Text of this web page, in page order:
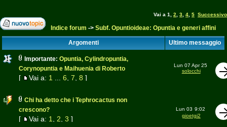
Vai a 1 2 3 4 5 Successivo
Indice forum -> Subf. Opuntioideae: Opuntia e generi affini
Argomenti Ultimo messaggio
Importante: Opuntia, Cylindropuntia,
Corynopuntia e Maihuenia di Roberto
[ Vai a: 1 6 7 8 ]
Lun 07 Apr 25
solocchi
Chi ha detto che i Tephrocactus non
crescono?
[ Vai a: 1 2 3 ]
Lun 03 9:02
gioetgi2